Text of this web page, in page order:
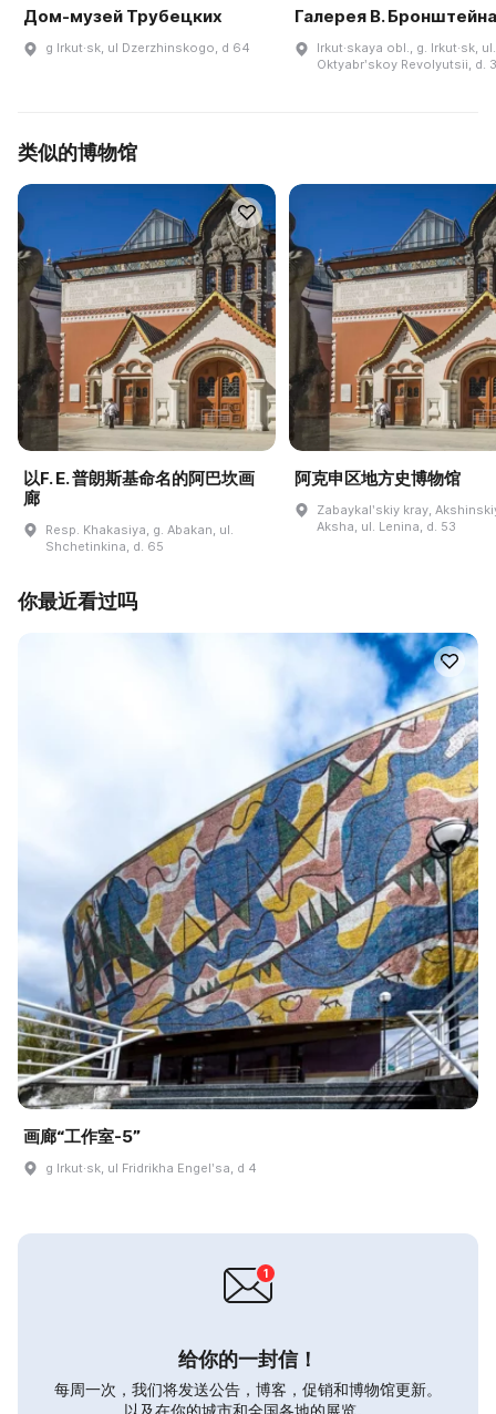
Дом-музей Трубецких
g Irkut·sk, ul Dzerzhinskogo, d 64
Галерея В. Бронштейна
Irkut·skaya obl., g. Irkut·sk, ul.
Oktyabrʹskoy Revolyutsii, d. 3
类似的博物馆
以F. E. 普朗斯基命名的阿巴坎画
廊
Resp. Khakasiya, g. Abakan, ul.
Shchetinkina, d. 65
阿克申区地方史博物馆
Zabaykalʹskiy kray,
Aksha, ul. Lenina, d. 53
你最近看过吗
画廊“工作室-5”
g Irkut·sk, ul Fridrikha Engelʹsa, d 4
给你的一封信！
每周一次，我们将发送公告，博客，促销和博物馆更新。
以及在你的城市和全国各地的展览。